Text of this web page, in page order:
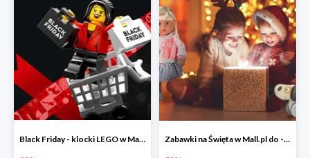
Black Friday - klocki LEGO w Mall.pl do -20% Zabawki na Święta w Mall.pl do -50%